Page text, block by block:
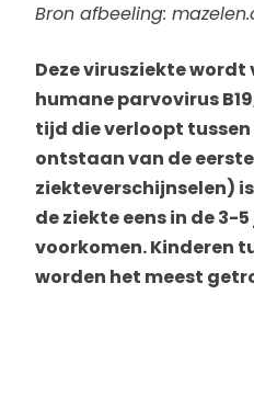
Bron afbeeling:
Deze virusziekte
humane parvovirus
tijd die verloopt
ontstaan van de eerste
ziekteverschijnselen)
de ziekte eens in de 3-
voorkomen. Kinderen
worden het meest